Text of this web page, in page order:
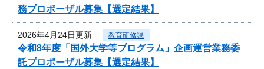
務プロポーザル募集【選定結果】
2026年4月24日更新 教育研修課
令和8年度「国外大学等プログラム」企画運営業務委
託プロポーザル募集【選定結果】